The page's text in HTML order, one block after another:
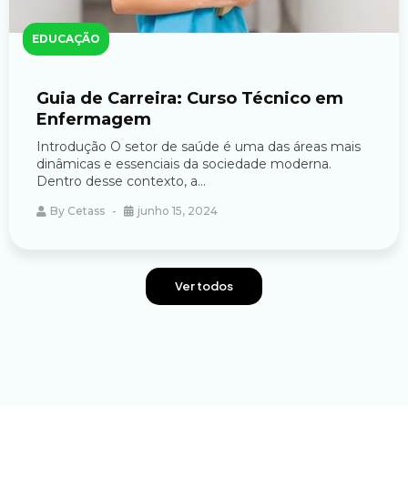
EDUCAÇÃO
Guia de Carreira: Curso Técnico em
Enfermagem
Introdução O setor de saúde é uma das áreas mais
dinâmicas e essenciais da sociedade moderna.
Dentro desse contexto, a...
By Cetass junho 15, 2024
Ver todos